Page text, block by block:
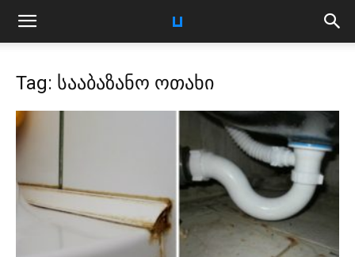
Tag: სააბაზანო ოთახი